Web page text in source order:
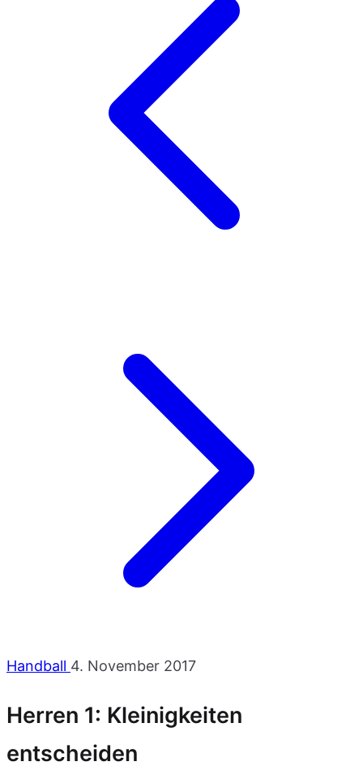
Handball 4. November 2017
Herren 1: Kleinigkeiten
entscheiden